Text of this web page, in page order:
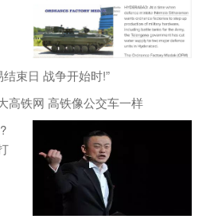
束日 战争开始时!”
高铁网 高铁像公交车一样